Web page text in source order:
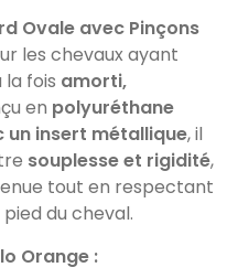
Ovale avec Pinçons
les chevaux ayant
fois amorti,
en polyuréthane
un insert métallique, il
souplesse et rigidité,
tout en respectant
du cheval.
Orange :